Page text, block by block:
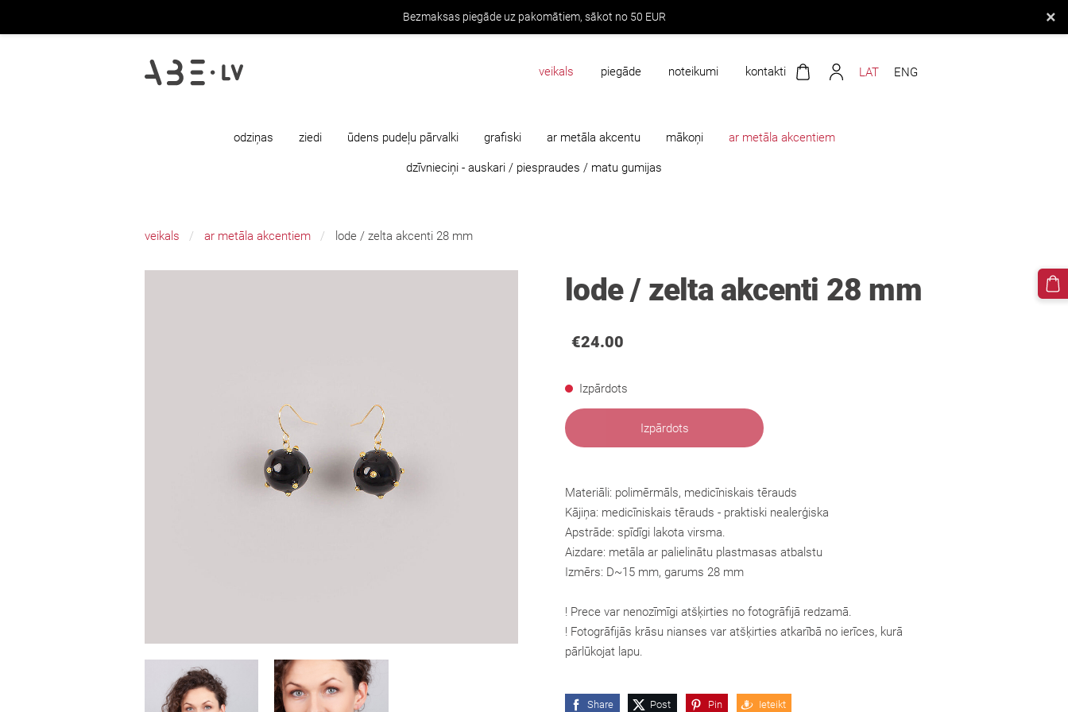
Bezmaksas piegāde uz pakomātiem, sākot no 50 EUR ×
veikals piegāde noteikumi kontakti LAT ENG
odziņas ziedi ūdens pudeļu pārvalki grafiski ar metāla akcentu mākoņi ar metāla akcentiem
dzīvnieciņi - auskari / piespraudes / matu gumijas
veikals ar metāla akcentiem lode / zelta akcenti 28 mm
lode / zelta akcenti 28 mm
€24.00
Izpārdots
Izpārdots
Materiāli: polimērmāls, medicīniskais tērauds
Kājiņa: medicīniskais tērauds - praktiski nealerģiska
Apstrāde: spīdīgi lakota virsma.
Aizdare: metāla ar palielinātu plastmasas atbalstu
Izmērs: D~15 mm, garums 28 mm
! Prece var nenozīmīgi atšķirties no fotogrāfijā redzamā.
! Fotogrāfijās krāsu nianses var atšķirties atkarībā no ierīces, kurā
pārlūkojat lapu.
Share Post Pin Ieteikt